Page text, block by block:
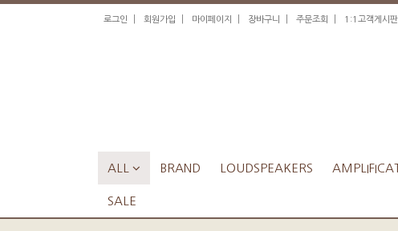
로그인 회원가입 마이페이지 장바구니 주문조회 1:1고객게시판
ALL  BRAND LOUDSPEAKERS
SALE